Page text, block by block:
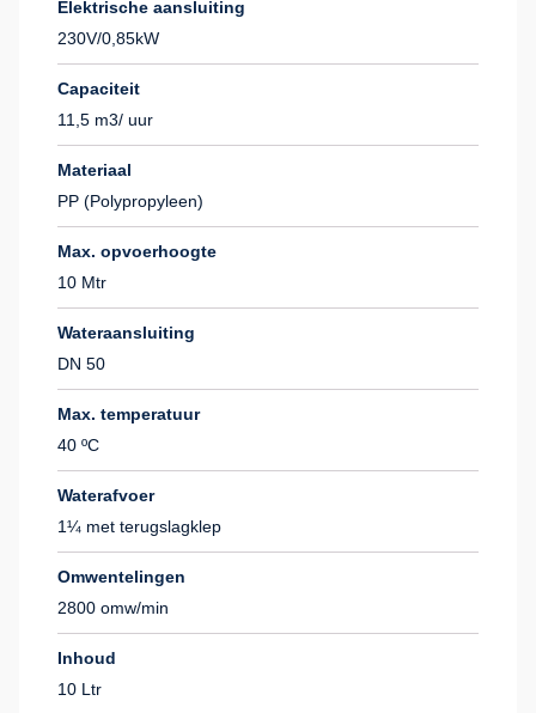
Elektrische aansluiting
230V/0,85kW
Capaciteit
11,5 m3/ uur
Materiaal
PP (Polypropyleen)
Max. opvoerhoogte
10 Mtr
Wateraansluiting
DN 50
Max. temperatuur
40 ºC
Waterafvoer
1¼ met terugslagklep
Omwentelingen
2800 omw/min
Inhoud
10 Ltr